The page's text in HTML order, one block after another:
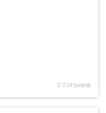
0 отзывов